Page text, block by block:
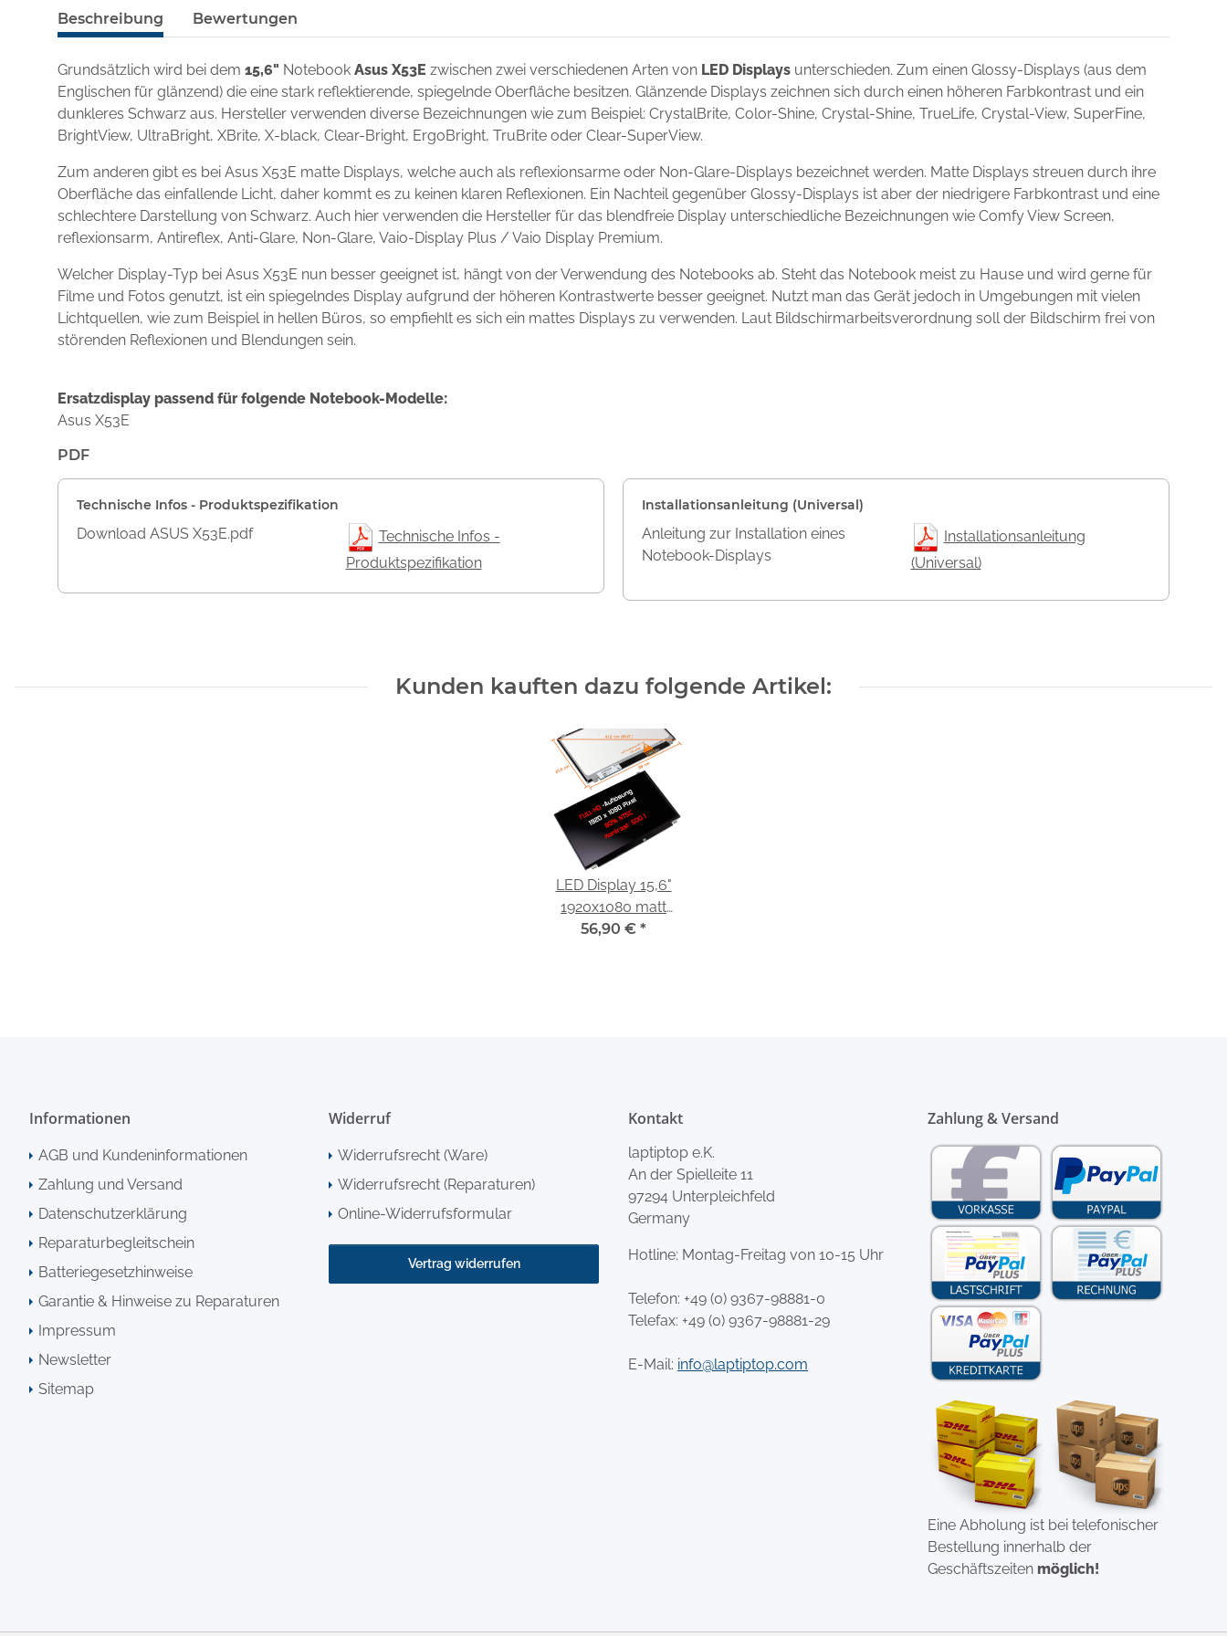
Beschreibung Bewertungen
Grundsätzlich wird bei dem 15,6" Notebook Asus X53E zwischen zwei verschiedenen Arten von LED Displays unterschieden. Zum einen Glossy-Displays (aus dem
Englischen für glänzend) die eine stark reflektierende, spiegelnde Oberfläche besitzen. Glänzende Displays zeichnen sich durch einen höheren Farbkontrast und ein
dunkleres Schwarz aus. Hersteller verwenden diverse Bezeichnungen wie zum Beispiel: CrystalBrite, Color-Shine, Crystal-Shine, TrueLife, Crystal-View, SuperFine,
BrightView, UltraBright, XBrite, X-black, Clear-Bright, ErgoBright, TruBrite oder Clear-SuperView.
Zum anderen gibt es bei Asus X53E matte Displays, welche auch als reflexionsarme oder Non-Glare-Displays bezeichnet werden. Matte Displays streuen durch ihre
Oberfläche das einfallende Licht, daher kommt es zu keinen klaren Reflexionen. Ein Nachteil gegenüber Glossy-Displays ist aber der niedrigere Farbkontrast und eine
schlechtere Darstellung von Schwarz. Auch hier verwenden die Hersteller für das blendfreie Display unterschiedliche Bezeichnungen wie Comfy View Screen,
reflexionsarm, Antireflex, Anti-Glare, Non-Glare, Vaio-Display Plus / Vaio Display Premium.
Welcher Display-Typ bei Asus X53E nun besser geeignet ist, hängt von der Verwendung des Notebooks ab. Steht das Notebook meist zu Hause und wird gerne für
Filme und Fotos genutzt, ist ein spiegelndes Display aufgrund der höheren Kontrastwerte besser geeignet. Nutzt man das Gerät jedoch in Umgebungen mit vielen
Lichtquellen, wie zum Beispiel in hellen Büros, so empfiehlt es sich ein mattes Displays zu verwenden. Laut Bildschirmarbeitsverordnung soll der Bildschirm frei von
störenden Reflexionen und Blendungen sein.
Ersatzdisplay passend für folgende Notebook-Modelle:
Asus X53E
PDF
Technische Infos - Produktspezifikation
Download ASUS X53E.pdf
Technische Infos -
Produktspezifikation
Installationsanleitung (Universal)
Anleitung zur Installation eines
Notebook-Displays
Installationsanleitung
(Universal)
Kunden kauften dazu folgende Artikel:
LED Display 15,6"
1920x1080 matt
passend für Fujitsu
56,90 € *
Informationen
AGB und Kundeninformationen
Zahlung und Versand
Datenschutzerklärung
Reparaturbegleitschein
Batteriegesetzhinweise
Garantie & Hinweise zu Reparaturen
Impressum
Newsletter
Sitemap
Widerruf
Widerrufsrecht (Ware)
Widerrufsrecht (Reparaturen)
Online-Widerrufsformular
Vertrag widerrufen
Kontakt
laptiptop e.K.
An der Spielleite 11
97294 Unterpleichfeld
Germany
Hotline: Montag-Freitag von 10-15 Uhr
Telefon: +49 (0) 9367-98881-0
Telefax: +49 (0) 9367-98881-29
E-Mail: info@laptiptop.com
Zahlung & Versand
Eine Abholung ist bei telefonischer
Bestellung innerhalb der
Geschäftszeiten möglich!